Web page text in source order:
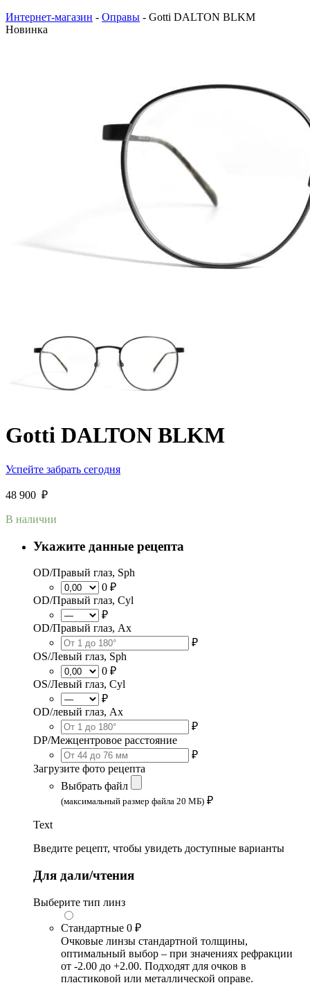
Интернет-магазин - Оправы - Gotti DALTON BLKM
Новинка
Gotti DALTON BLKM
Успейте забрать сегодня
48 900 ₽
В наличии
Укажите данные рецепта
OD/Правый глаз, Sph
0 ₽
OD/Правый глаз, Cyl
₽
OD/Правый глаз, Ax
₽
OS/Левый глаз, Sph
0 ₽
OS/Левый глаз, Cyl
₽
OD/левый глаз, Ax
₽
DP/Межцентровое расстояние
₽
Загрузите фото рецепта
Выбрать файл
(максимальный размер файла 20 МБ) ₽
Text
Введите рецепт, чтобы увидеть доступные варианты
Для дали/чтения
Выберите тип линз
Стандартные 0 ₽
Очковые линзы стандартной толщины,
оптимальный выбор – при значениях рефракции
от -2.00 до +2.00. Подходят для очков в
пластиковой или металлической оправе.